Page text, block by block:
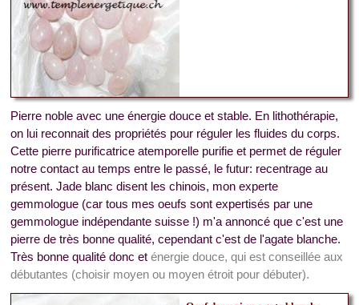
Pierre noble avec une énergie douce et stable. En lithothérapie,
on lui reconnait des propriétés pour réguler les fluides du corps.
Cette pierre purificatrice atemporelle purifie et permet de réguler
notre contact au temps entre le passé, le futur: recentrage au
présent. Jade blanc disent les chinois, mon experte
gemmologue (car tous mes oeufs sont expertisés par une
gemmologue indépendante suisse !) m'a annoncé que c'est une
pierre de très bonne qualité, cependant c'est de l'agate blanche.
Très bonne qualité donc et énergie douce, qui est conseillée aux
débutantes (choisir moyen ou moyen étroit pour débuter).